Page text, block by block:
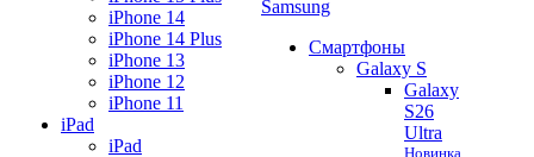
iPhone 14
iPhone 14 Plus
iPhone 13
iPhone 12
iPhone 11
iPad
iPad
Samsung
Смартфоны
Galaxy S
Galaxy
S26
Ultra
Новинка